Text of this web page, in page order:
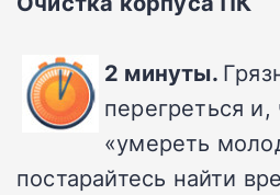
2 минуты.
перегреться и,
«умереть
постарайтесь найти